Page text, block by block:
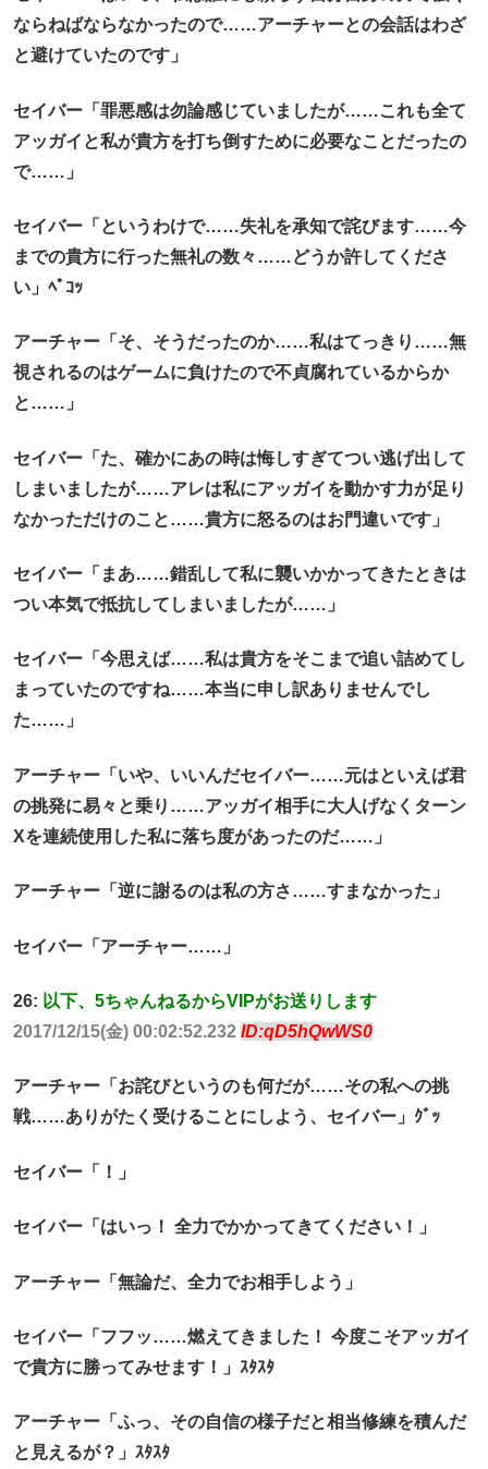
ならねばならなかったので……アーチャーとの会話はわざ
と避けていたのです」
セイバー「罪悪感は勿論感じていましたが……これも全て
アッガイと私が貴方を打ち倒すために必要なことだったの
で……」
セイバー「というわけで……失礼を承知で詫びます……今
までの貴方に行った無礼の数々……どうか許してくださ
い」ﾍﾟｺｯ
アーチャー「そ、そうだったのか……私はてっきり……無
視されるのはゲームに負けたので不貞腐れているからか
と……」
セイバー「た、確かにあの時は悔しすぎてつい逃げ出して
しまいましたが……アレは私にアッガイを動かす力が足り
なかっただけのこと……貴方に怒るのはお門違いです」
セイバー「まあ……錯乱して私に襲いかかってきたときは
つい本気で抵抗してしまいましたが……」
セイバー「今思えば……私は貴方をそこまで追い詰めてし
まっていたのですね……本当に申し訳ありませんでし
た……」
アーチャー「いや、いいんだセイバー……元はといえば君
の挑発に易々と乗り……アッガイ相手に大人げなくターン
Xを連続使用した私に落ち度があったのだ……」
アーチャー「逆に謝るのは私の方さ……すまなかった」
セイバー「アーチャー……」
26: 以下、5ちゃんねるからVIPがお送りします
2017/12/15(金) 00:02:52.232 ID:qD5hQwWS0
アーチャー「お詫びというのも何だが……その私への挑
戦……ありがたく受けることにしよう、セイバー」ｸﾞｯ
セイバー「！」
セイバー「はいっ！ 全力でかかってきてください！」
アーチャー「無論だ、全力でお相手しよう」
セイバー「フフッ……燃えてきました！ 今度こそアッガイ
で貴方に勝ってみせます！」ｽﾀｽﾀ
アーチャー「ふっ、その自信の様子だと相当修練を積んだ
と見えるが？」ｽﾀｽﾀ